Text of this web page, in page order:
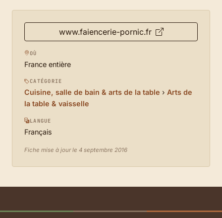
www.faiencerie-pornic.fr
OÙ
France entière
CATÉGORIE
Cuisine, salle de bain & arts de la table › Arts de
la table & vaisselle
LANGUE
Français
Fiche mise à jour le 4 septembre 2016